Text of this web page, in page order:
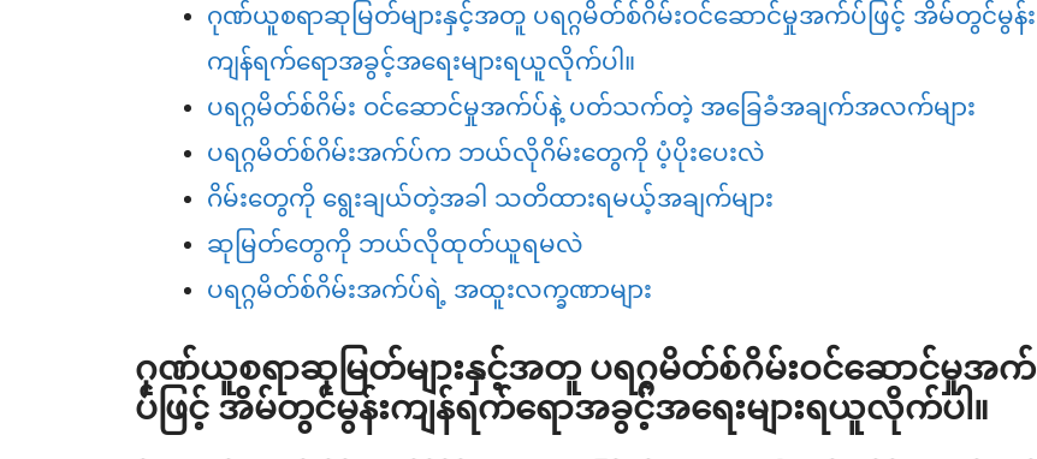
ဂုဏ်ယူစရာဆုမြတ်များနှင့်အတူ ပရဂ္ဂမိတ်စ်ဂိမ်းဝင်ဆောင်မှုအက်ပ်ဖြင့် အိမ်တွင်မွန်း
ကျန်ရက်ရောအခွင့်အရေးများရယူလိုက်ပါ။
ပရဂ္ဂမိတ်စ်ဂိမ်း ဝင်ဆောင်မှုအက်ပ်နဲ့ ပတ်သက်တဲ့ အခြေခံအချက်အလက်များ
ပရဂ္ဂမိတ်စ်ဂိမ်းအက်ပ်က ဘယ်လိုဂိမ်းတွေကို ပံ့ပိုးပေးလဲ
ဂိမ်းတွေကို ရွေးချယ်တဲ့အခါ သတိထားရမယ့်အချက်များ
ဆုမြတ်တွေကို ဘယ်လိုထုတ်ယူရမလဲ
ပရဂ္ဂမိတ်စ်ဂိမ်းအက်ပ်ရဲ့ အထူးလက္ခဏာများ
ဂုဏ်ယူစရာဆုမြတ်များနှင့်အတူ ပရဂ္ဂမိတ်စ်ဂိမ်းဝင်ဆောင်မှုအက်
ပ်ဖြင့် အိမ်တွင်မွန်းကျန်ရက်ရောအခွင့်အရေးများရယူလိုက်ပါ။